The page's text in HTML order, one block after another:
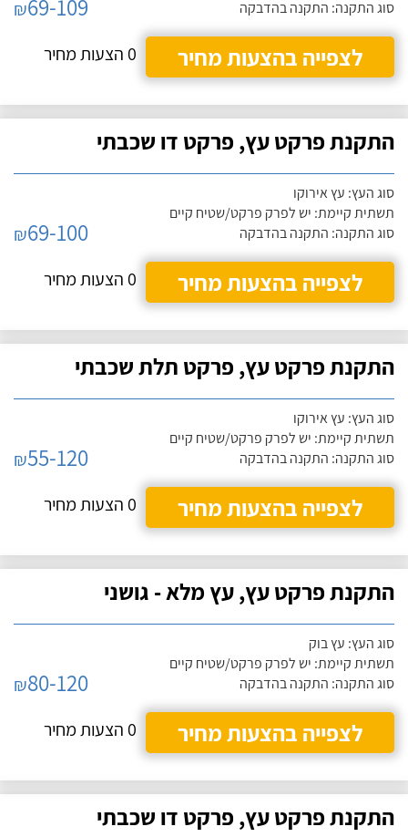
סוג התקנה: התקנה בהדבקה
₪69-109
לצפייה בהצעות מחיר
0 הצעות מחיר
התקנת פרקט עץ, פרקט דו שכבתי
סוג העץ: עץ אירוקו
תשתית קיימת: יש לפרק פרקט/שטיח קיים
סוג התקנה: התקנה בהדבקה
₪69-100
לצפייה בהצעות מחיר
0 הצעות מחיר
התקנת פרקט עץ, פרקט תלת שכבתי
סוג העץ: עץ אירוקו
תשתית קיימת: יש לפרק פרקט/שטיח קיים
סוג התקנה: התקנה בהדבקה
₪55-120
לצפייה בהצעות מחיר
0 הצעות מחיר
התקנת פרקט עץ, עץ מלא - גושני
סוג העץ: עץ בוק
תשתית קיימת: יש לפרק פרקט/שטיח קיים
סוג התקנה: התקנה בהדבקה
₪80-120
לצפייה בהצעות מחיר
0 הצעות מחיר
התקנת פרקט עץ, פרקט דו שכבתי